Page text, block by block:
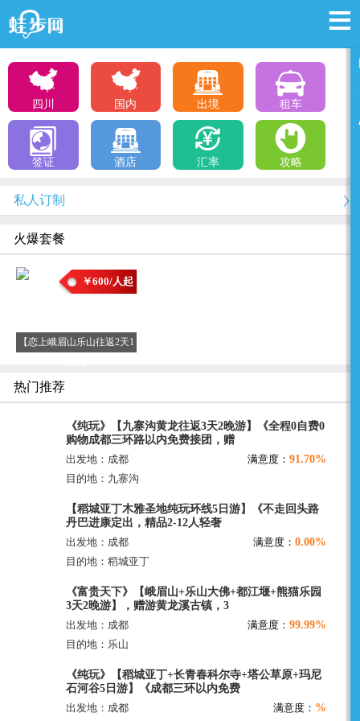
四川 国内 出境 租车
签证 酒店 汇率 攻略
私人订制
火爆套餐
【恋上峨眉山乐山往返2天1
￥600/人起
热门推荐
《纯玩》【九寨沟黄龙往返3天2晚游】《全程0自费0
购物成都三环路以内免费接团，赠
出发地：成都 满意度：91.70%
目的地：九寨沟
【稻城亚丁木雅圣地纯玩环线5日游】《不走回头路
丹巴进康定出，精品2-12人轻奢
出发地：成都 满意度：0.00%
目的地：稻城亚丁
《富贵天下》【峨眉山+乐山大佛+都江堰+熊猫乐园
3天2晚游】，赠游黄龙溪古镇，3
出发地：成都 满意度：99.99%
目的地：乐山
《纯玩》【稻城亚丁+长青春科尔寺+塔公草原+玛尼
石河谷5日游】《成都三环以内免费
出发地：成都 满意度： %